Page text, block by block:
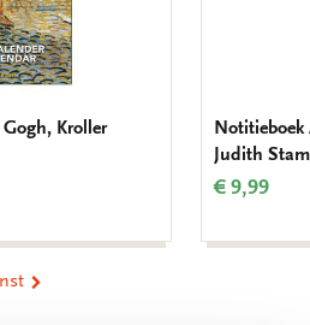
Kroller
Judith Stam
€ 9,99